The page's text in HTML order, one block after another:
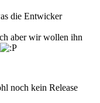
die Entwicker
aber wir wollen ihn
noch kein Release